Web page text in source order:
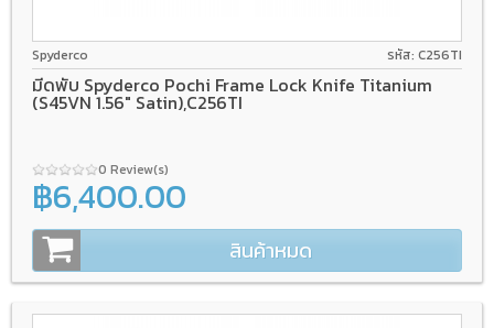
CPM S45VN
Spyderco รหัส: C256TI
มีดพับ Spyderco Pochi Frame Lock Knife Titanium
(S45VN 1.56" Satin),C256TI
0 Review(s)
฿6,400.00
สินค้าหมด